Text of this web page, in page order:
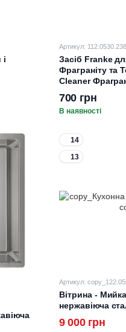
Артикул: 112.0530.238
Засіб Franke
Фраграніту та
Cleaner
700 грн
В наявності
14
13
Артикул:
Вітрина -
нержавіюча
9 000 грн